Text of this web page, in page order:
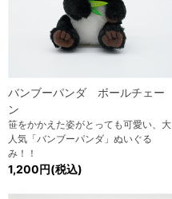
バンブーパンダ ボールチェー
ン
笹をかかえた姿がとっても可愛い、大
人気「バンブーパンダ」ぬいぐる
み！！
1,200円(税込)